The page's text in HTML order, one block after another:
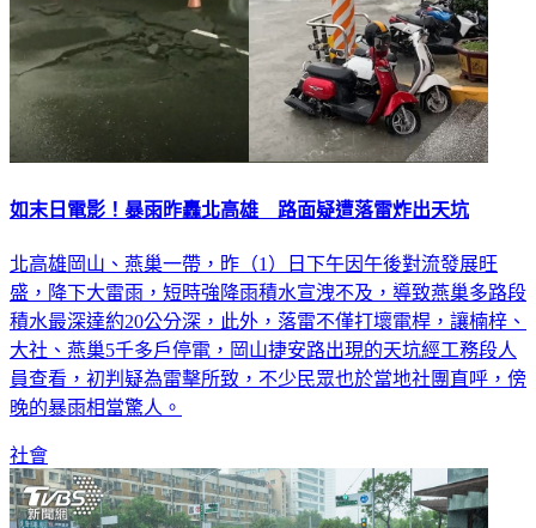
如末日電影！暴雨昨轟北高雄 路面疑遭落雷炸出天坑
北高雄岡山、燕巢一帶，昨（1）日下午因午後對流發展旺
盛，降下大雷雨，短時強降雨積水宣洩不及，導致燕巢多路段
積水最深達約20公分深，此外，落雷不僅打壞電桿，讓楠梓、
大社、燕巢5千多戶停電，岡山捷安路出現的天坑經工務段人
員查看，初判疑為雷擊所致，不少民眾也於當地社團直呼，傍
晚的暴雨相當驚人。
社會